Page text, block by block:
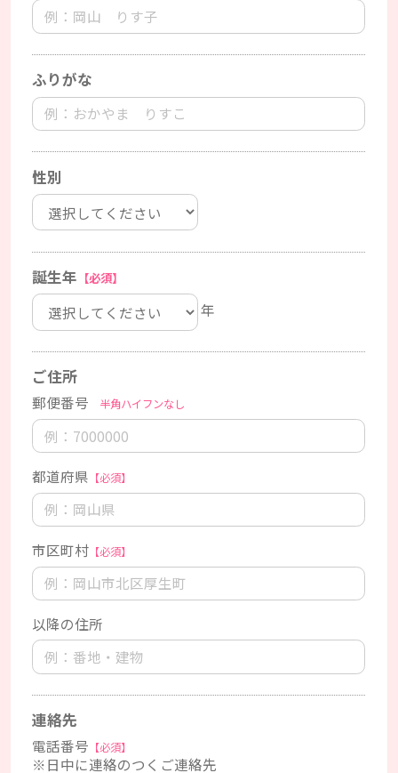
ふりがな
性別
誕生年 【必須】
年
ご住所
郵便番号 半角ハイフンなし
都道府県 【必須】
市区町村 【必須】
以降の住所
連絡先
電話番号 【必須】
※日中に連絡のつくご連絡先